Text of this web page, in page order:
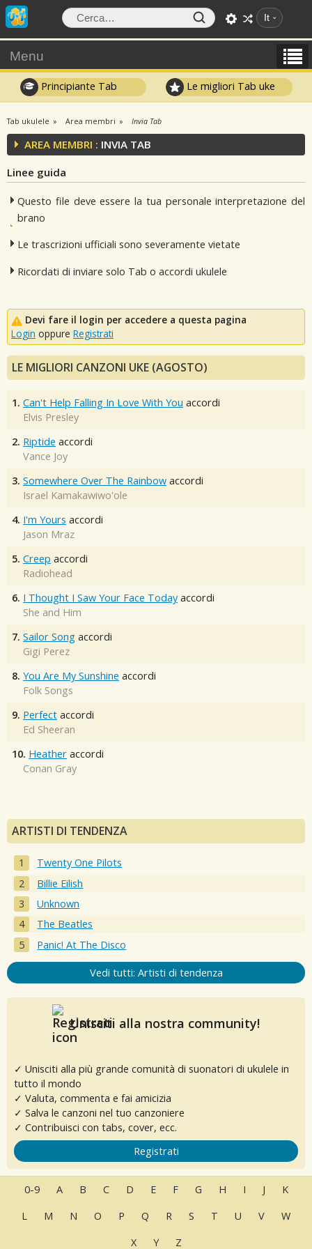
It
Menu
Principiante Tab Le migliori Tab uke
Tab ukulele Area membri Invia Tab
AREA MEMBRI : INVIA TAB
Linee guida
Questo file deve essere la tua personale interpretazione del
brano
Le trascrizioni ufficiali sono severamente vietate
Ricordati di inviare solo Tab o accordi ukulele
Devi fare il login per accedere a questa pagina
Login oppure Registrati
LE MIGLIORI CANZONI UKE (AGOSTO)
1. Can't Help Falling In Love With You accordi
Elvis Presley
2. Riptide accordi
Vance Joy
3. Somewhere Over The Rainbow accordi
Israel Kamakawiwo'ole
4. I'm Yours accordi
Jason Mraz
5. Creep accordi
Radiohead
6. I Thought I Saw Your Face Today accordi
She and Him
7. Sailor Song accordi
Gigi Perez
8. You Are My Sunshine accordi
Folk Songs
9. Perfect accordi
Ed Sheeran
10. Heather accordi
Conan Gray
ARTISTI DI TENDENZA
Twenty One Pilots
Billie Eilish
Unknown
The Beatles
Panic! At The Disco
Vedi tutti: Artisti di tendenza
Unisciti alla nostra community!
✓ Unisciti alla più grande comunità di suonatori di ukulele in
tutto il mondo
✓ Valuta, commenta e fai amicizia
✓ Salva le canzoni nel tuo canzoniere
✓ Contribuisci con tabs, cover, ecc.
Registrati
0-9 A B C D E F G H I J
K
L
M N O P Q R S T U V
W
X
Y Z